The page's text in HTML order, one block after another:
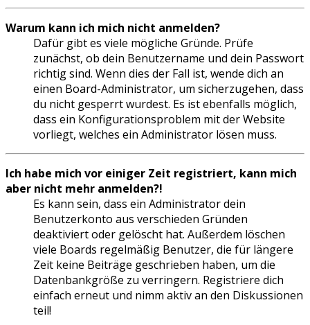
Warum kann ich mich nicht anmelden?
Dafür gibt es viele mögliche Gründe. Prüfe
zunächst, ob dein Benutzername und dein Passwort
richtig sind. Wenn dies der Fall ist, wende dich an
einen Board-Administrator, um sicherzugehen, dass
du nicht gesperrt wurdest. Es ist ebenfalls möglich,
dass ein Konfigurationsproblem mit der Website
vorliegt, welches ein Administrator lösen muss.
Ich habe mich vor einiger Zeit registriert, kann mich
aber nicht mehr anmelden?!
Es kann sein, dass ein Administrator dein
Benutzerkonto aus verschieden Gründen
deaktiviert oder gelöscht hat. Außerdem löschen
viele Boards regelmäßig Benutzer, die für längere
Zeit keine Beiträge geschrieben haben, um die
Datenbankgröße zu verringern. Registriere dich
einfach erneut und nimm aktiv an den Diskussionen
teil!